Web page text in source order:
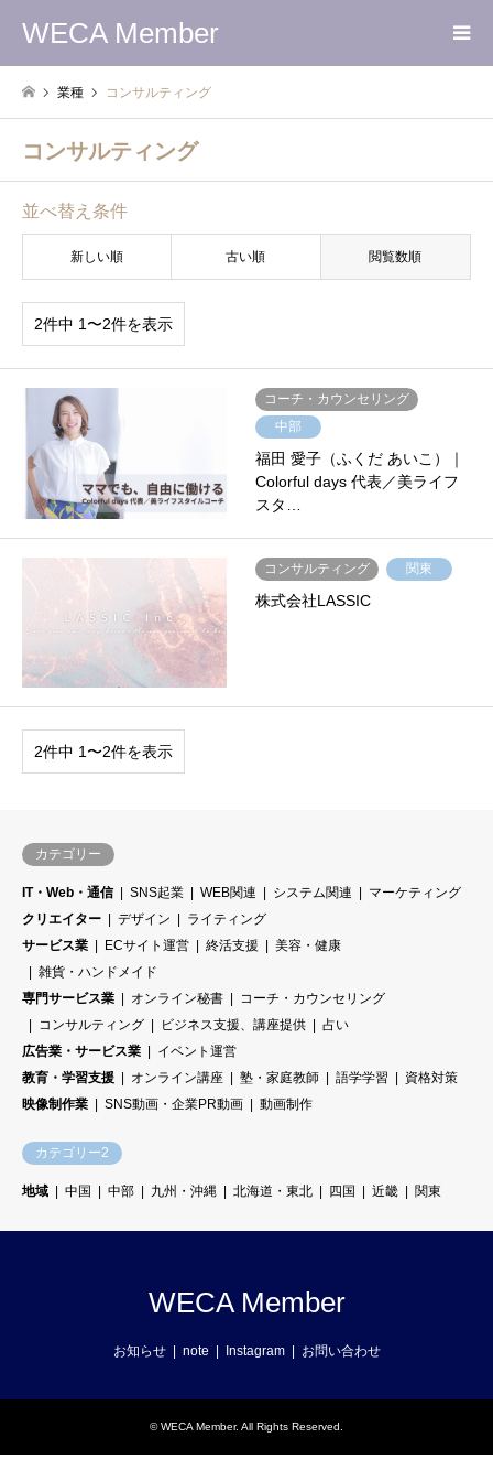
WECA Member
業種 コンサルティング
コンサルティング
並べ替え条件
新しい順 古い順 閲覧数順
2件中 1〜2件を表示
コーチ・カウンセリング
中部
福田 愛子（ふくだ あいこ）｜
Colorful days 代表／美ライフ
スタ…
コンサルティング 関東
株式会社LASSIC
2件中 1〜2件を表示
カテゴリー
IT・Web・通信 SNS起業 WEB関連 システム関連
マーケティング
クリエイター
デザイン
ライティング
サービス業
ECサイト運営 終活支援
美容・健康
雑貨・ハンドメイド
専門サービス業
オンライン秘書
コーチ・カウンセリング
コンサルティング
ビジネス支援、講座提供
占い
広告業・サービス業
イベント運営
教育・学習支援
オンライン講座 塾・家庭教師 語学学習
資格対策
映像制作業
SNS動画・企業PR動画 動画制作
カテゴリー2
地域 中国 中部 九州・沖縄 北海道・東北 四国 近畿 関東
WECA Member
お知らせ note Instagram お問い合わせ
©WECA Member. All Rights Reserved.